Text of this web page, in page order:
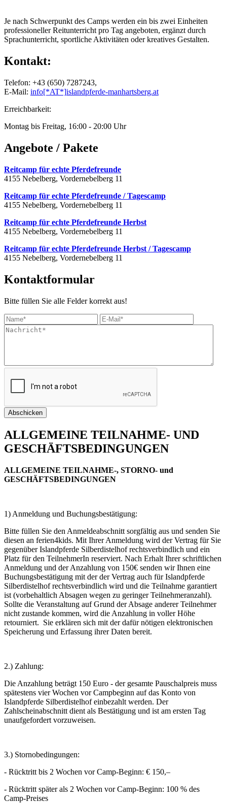
Je nach Schwerpunkt des Camps werden ein bis zwei Einheiten
professioneller Reitunterricht pro Tag angeboten, ergänzt durch
Sprachunterricht, sportliche Aktivitäten oder kreatives Gestalten.
Kontakt:
Telefon: +43 (650) 7287243,
E-Mail: info[*AT*]islandpferde-manhartsberg.at
Erreichbarkeit:
Montag bis Freitag, 16:00 - 20:00 Uhr
Angebote / Pakete
Reitcamp für echte Pferdefreunde
4155 Nebelberg, Vordernebelberg 11
Reitcamp für echte Pferdefreunde / Tagescamp
4155 Nebelberg, Vordernebelberg 11
Reitcamp für echte Pferdefreunde Herbst
4155 Nebelberg, Vordernebelberg 11
Reitcamp für echte Pferdefreunde Herbst / Tagescamp
4155 Nebelberg, Vordernebelberg 11
Kontaktformular
Bitte füllen Sie alle Felder korrekt aus!
ALLGEMEINE TEILNAHME- UND
GESCHÄFTSBEDINGUNGEN
ALLGEMEINE TEILNAHME-, STORNO- und
GESCHÄFTSBEDINGUNGEN
1) Anmeldung und Buchungsbestätigung:
Bitte füllen Sie den Anmeldeabschnitt sorgfältig aus und senden Sie
diesen an ferien4kids. Mit Ihrer Anmeldung wird der Vertrag für Sie
gegenüber Islandpferde Silberdistelhof rechtsverbindlich und ein
Platz für den TeilnehmerIn reserviert. Nach Erhalt Ihrer schriftlichen
Anmeldung und der Anzahlung von 150€ senden wir Ihnen eine
Buchungsbestätigung mit der der Vertrag auch für Islandpferde
Silberdistelhof rechtsverbindlich wird und die Teilnahme garantiert
ist (vorbehaltlich Absagen wegen zu geringer Teilnehmeranzahl).
Sollte die Veranstaltung auf Grund der Absage anderer Teilnehmer
nicht zustande kommen, wird die Anzahlung in voller Höhe
retourniert. Sie erklären sich mit der dafür nötigen elektronischen
Speicherung und Erfassung ihrer Daten bereit.
2.) Zahlung:
Die Anzahlung beträgt 150 Euro - der gesamte Pauschalpreis muss
spätestens vier Wochen vor Campbeginn auf das Konto von
Islandpferde Silberdistelhof einbezahlt werden. Der
Zahlscheinabschnitt dient als Bestätigung und ist am ersten Tag
unaufgefordert vorzuweisen.
3.) Stornobedingungen:
- Rücktritt bis 2 Wochen vor Camp-Beginn: € 150,–
- Rücktritt später als 2 Wochen vor Camp-Beginn: 100 % des
Camp-Preises